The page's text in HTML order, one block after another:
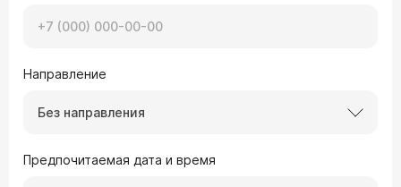
Направление
Без направления
Предпочитаемая дата и время